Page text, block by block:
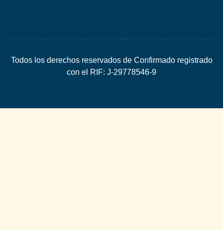
Todos los derechos reservados de Confirmado registrado
con el RIF: J-29778546-9